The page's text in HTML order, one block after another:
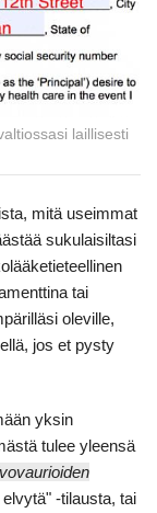
laillisesti
mitä useimmat
sukulaisiltasi
tai
oleville,
jos et pysty
yksin
tulee yleensä
-tilausta, tai